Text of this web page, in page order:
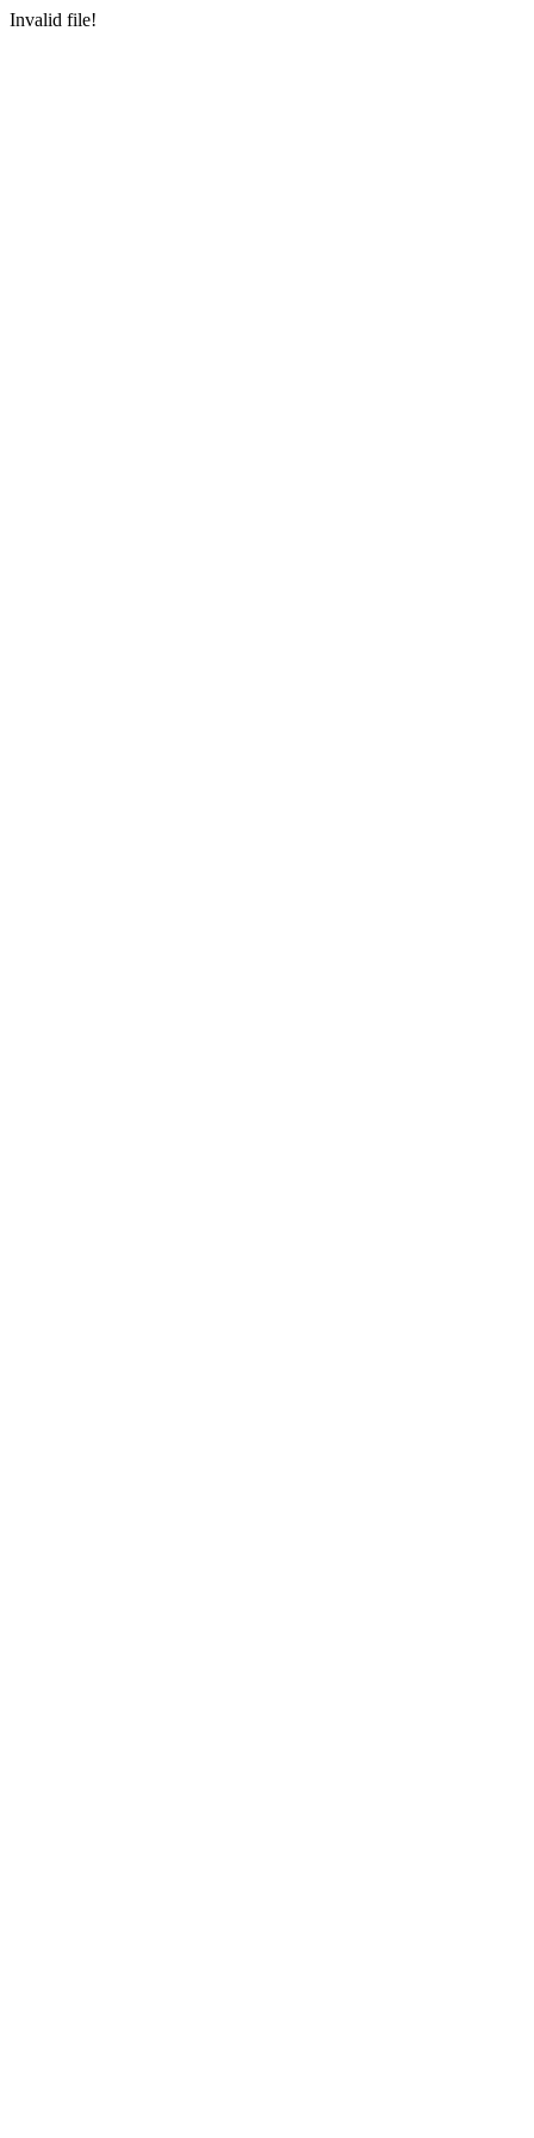
Invalid file!